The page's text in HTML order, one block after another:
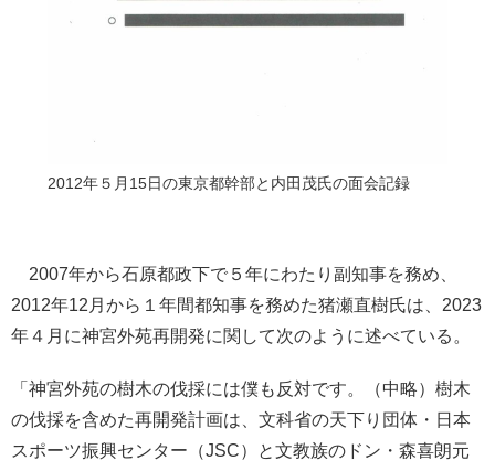
2012年５月15日の東京都幹部と内田茂氏の面会記録
2007年から石原都政下で５年にわたり副知事を務め、
2012年12月から１年間都知事を務めた猪瀬直樹氏は、2023
年４月に神宮外苑再開発に関して次のように述べている。
「神宮外苑の樹木の伐採には僕も反対です。（中略）樹木
の伐採を含めた再開発計画は、文科省の天下り団体・日本
スポーツ振興センター（JSC）と文教族のドン・森喜朗元